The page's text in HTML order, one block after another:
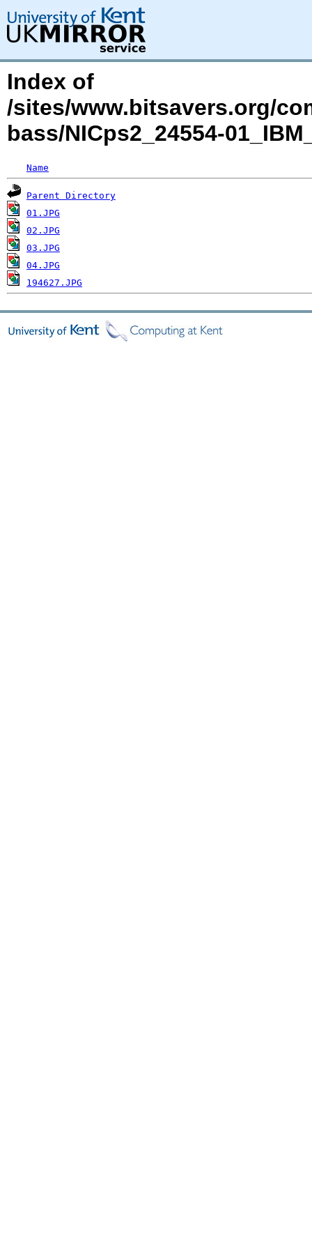
Index of
/sites/www.bitsavers.org/
bass/NICps2_24554-
Name
Parent Directory
01.JPG
02.JPG
03.JPG
04.JPG
194627.JPG